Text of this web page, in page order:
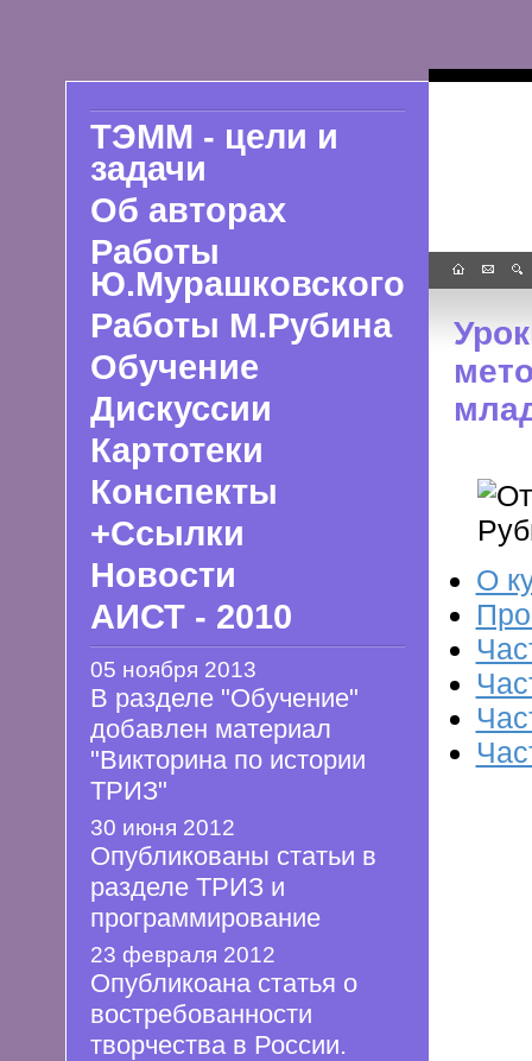
ТЭММ - цели и
задачи
Об авторах
Работы
Ю.Мурашковского
Работы М.Рубина
Обучение
Дискуссии
Картотеки
Конспекты
+Ссылки
Новости
АИСТ - 2010
05 ноября 2013
В разделе "Обучение"
добавлен материал
"Викторина по истории
ТРИЗ"
30 июня 2012
Опубликованы статьи в
разделе ТРИЗ и
программирование
23 февраля 2012
Опубликоана статья о
востребованности
творчества в России.
О